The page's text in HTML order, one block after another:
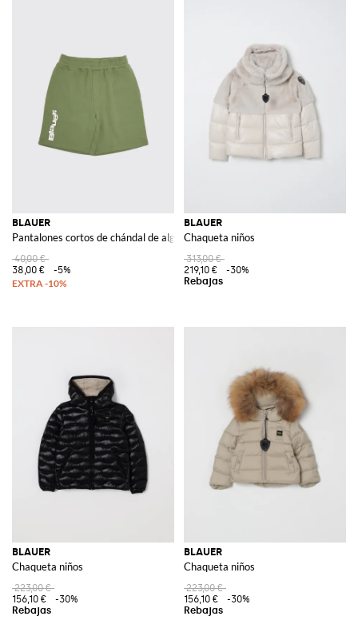
BLAUER
Pantalones cortos de chándal de algodón elástico
40,00 €
38,00 €
-5%
BLAUER
Chaqueta niños
313,00 €
219,10 €
-30%
BLAUER
Chaqueta niños
223,00 €
156,10 €
-30%
BLAUER
Chaqueta niños
223,00 €
156,10 €
-30%